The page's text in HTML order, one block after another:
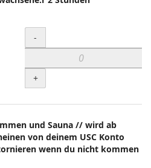
Menge
-
+
und Sauna // wird ab
von deinem USC Konto
wenn du nicht kommen